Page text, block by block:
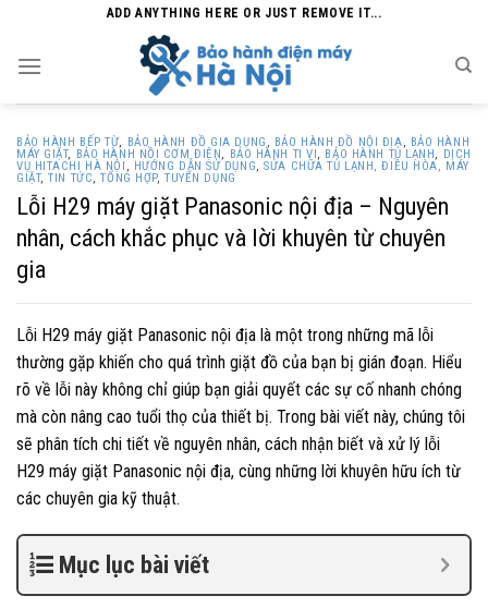
content
ADD ANYTHING HERE OR JUST REMOVE IT...
BẢO HÀNH BẾP TỪ, BẢO HÀNH ĐỒ GIA DỤNG , BẢO HÀNH ĐỒ NỘI ĐỊA, BẢO HÀNH
MÁY GIẶT, BẢO HÀNH NỒI CƠM ĐIỆN, BẢO HÀNH TI VI, BẢO HÀNH TỦ LẠNH, DỊCH
VỤ HITACHI HÀ NỘI , HƯỚNG DẪN SỬ DỤNG,SỬA CHỮA TỦ LẠNH, ĐIỀU HÒA, MÁY
GIẶT,TIN TỨC,TỔNG HỢP,TUYỂN DỤNG
Lỗi H29 máy giặt Panasonic nội địa – Nguyên
nhân, cách khắc phục và lời khuyên từ chuyên
gia
Lỗi H29 máy giặt Panasonic nội địa là một trong những mã lỗi
thường gặp khiến cho quá trình giặt đồ của bạn bị gián đoạn. Hiểu
rõ về lỗi này không chỉ giúp bạn giải quyết các sự cố nhanh chóng
mà còn nâng cao tuổi thọ của thiết bị. Trong bài viết này, chúng tôi
sẽ phân tích chi tiết về nguyên nhân, cách nhận biết và xử lý lỗi
H29 máy giặt Panasonic nội địa, cùng những lời khuyên hữu ích từ
các chuyên gia kỹ thuật.
Mục lục bài viết